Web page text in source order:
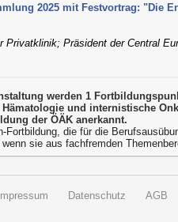
2025 mit Festvortrag: "Die
Privatklinik; Präsident der Central
werden 1
und internistische
der ÖÄK anerkannt.
Fortbildung, die für die
wenn sie aus fachfremden
Datenschutz AGB